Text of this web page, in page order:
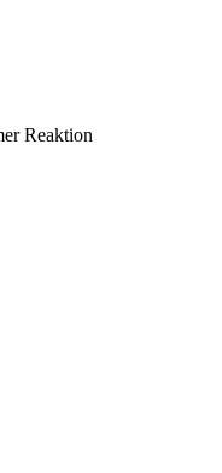
Reaktion